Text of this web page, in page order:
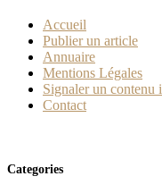
Accueil
Publier un article
Annuaire
Mentions Légales
Signaler un contenu
Contact
Categories